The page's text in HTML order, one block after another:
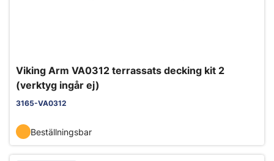
Viking Arm VA0312 terrassats decking kit 2
(verktyg ingår ej)
3165-VA0312
Beställningsbar